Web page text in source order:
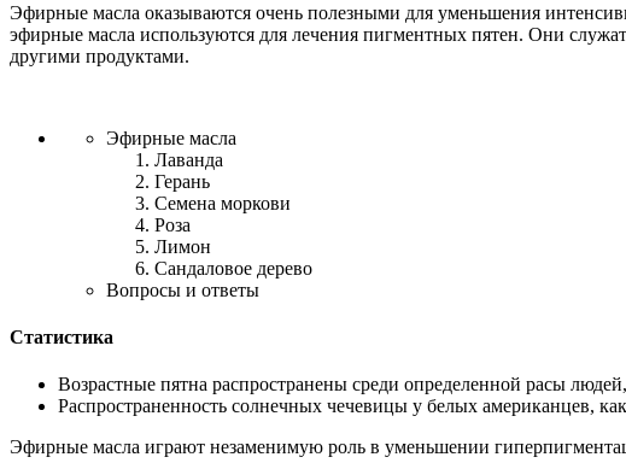
Эфирные масла оказываются очень полезными для уменьшения
эфирные масла используются для лечения пигментных пятен. Они
другими продуктами.
Эфирные масла
Лаванда
Герань
Семена моркови
Роза
Лимон
Сандаловое дерево
Вопросы и ответы
Статистика
Возрастные пятна распространены среди определенной расы
Распространенность солнечных чечевицы у белых американцев, как
Эфирные масла играют незаменимую роль в уменьшении